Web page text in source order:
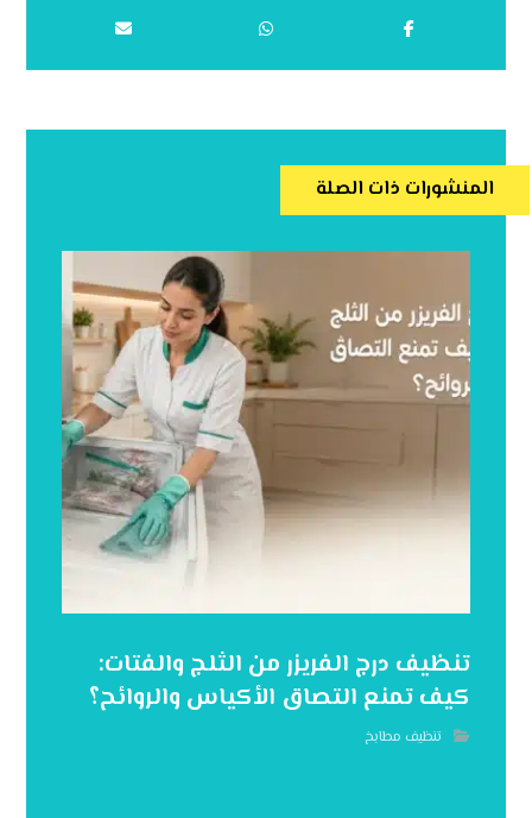
المنشورات ذات الصلة
تنظيف درج الفريزر من الثلج والفتات:
كيف تمنع التصاق الأكياس والروائح؟
تنظيف مطابخ